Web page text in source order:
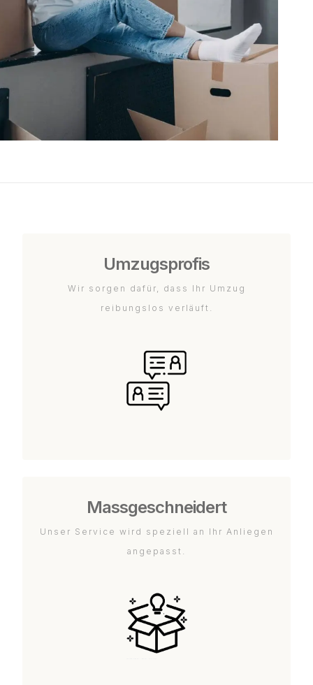
Umzugsprofis
Wir sorgen dafür, dass Ihr Umzug
reibungslos verläuft.
Massgeschneidert
Unser Service wird speziell an Ihr Anliegen
angepasst.